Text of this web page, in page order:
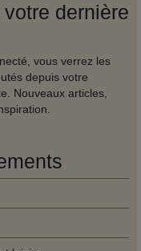
dernière
vous verrez les
depuis votre
Nouveaux articles,